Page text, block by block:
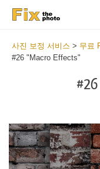
사진 보정 서비스 > 무료
#26 "Macro Effects"